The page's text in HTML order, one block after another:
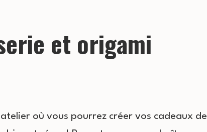
et origami
où vous pourrez créer vos cadeaux de